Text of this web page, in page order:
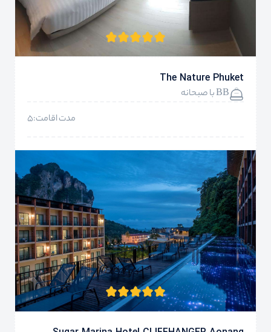
The Nature Phuket
BB با صبحانه
مدت اقامت:5